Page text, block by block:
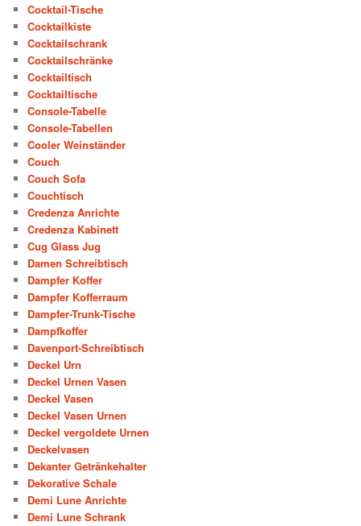
Cocktail-Tische
Cocktailkiste
Cocktailschrank
Cocktailschränke
Cocktailtisch
Cocktailtische
Console-Tabelle
Console-Tabellen
Cooler Weinständer
Couch
Couch Sofa
Couchtisch
Credenza Anrichte
Credenza Kabinett
Cug Glass Jug
Damen Schreibtisch
Dampfer Koffer
Dampfer Kofferraum
Dampfer-Trunk-Tische
Dampfkoffer
Davenport-Schreibtisch
Deckel Urn
Deckel Urnen Vasen
Deckel Vasen
Deckel Vasen Urnen
Deckel vergoldete Urnen
Deckelvasen
Dekanter Getränkehalter
Dekorative Schale
Demi Lune Anrichte
Demi Lune Schrank